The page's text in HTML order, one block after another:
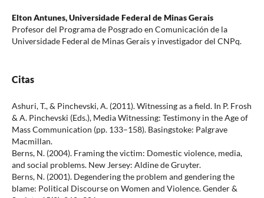
Elton Antunes,Universidade Federal de Minas Gerais
Profesor del Programa de Posgrado en Comunicación de la
Universidade Federal de Minas Gerais y investigador del CNPq.
Citas
Ashuri, T., & Pinchevski, A. (2011). Witnessing as a field. In P. Frosh
& A. Pinchevski (Eds.), Media Witnessing: Testimony in the Age of
Mass Communication (pp. 133–158). Basingstoke: Palgrave
Macmillan.
Berns, N. (2004). Framing the victim: Domestic violence, media,
and social problems. New Jersey: Aldine de Gruyter.
Berns, N. (2001). Degendering the problem and gendering the
blame: Political Discourse on Women and Violence. Gender &